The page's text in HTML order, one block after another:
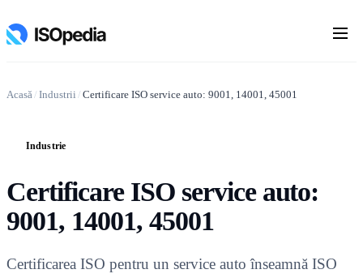
Acasă/ Industrii / Certificare ISO service auto: 9001, 14001, 45001
Industrie
Certificare ISO service auto:
9001, 14001, 45001
Certificarea ISO pentru un service auto înseamnă ISO